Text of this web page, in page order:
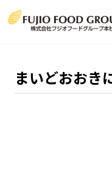
まいどおお